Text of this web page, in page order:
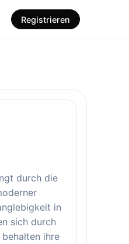
Registrieren
durch die
in
sich durch
ihre